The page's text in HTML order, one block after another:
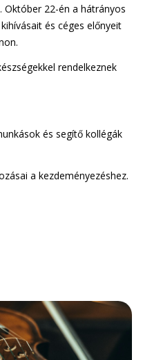
Október 22-én a hátrányos
és céges előnyeit
rendelkeznek
és segítő kollégák
a kezdeményezéshez.